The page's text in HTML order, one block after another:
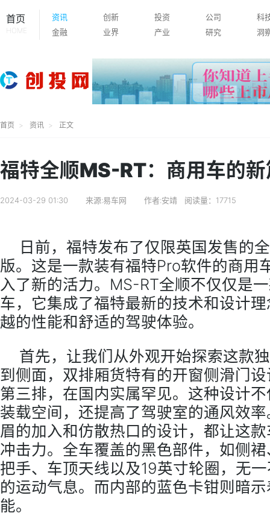
首页
HOME
资讯 创新 投资 公司
科
金融
业界 产业 研究 洞
首页 资讯 正文
福特全顺MS-RT：商用车的
2024-03-29 01:30 来源:易车网 作者:安靖 阅读量：17715
日前，福特发布了仅限英国发售的
版。这是一款装有福特Pro软件的商用
入了新的活力。MS-RT全顺不仅仅是
车，它集成了福特最新的技术和设计
越的性能和舒适的驾驶体验。
首先，让我们从外观开始探索这款
到侧面，双排厢货特有的开窗侧滑门
第三排，在国内实属罕见。这种设计
装载空间，还提高了驾驶室的通风效
眉的加入和仿散热口的设计，都让这
冲击力。全车覆盖的黑色部件，如侧
把手、车顶天线以及19英寸轮圈，无
的运动气息。而内部的蓝色卡钳则暗
能。